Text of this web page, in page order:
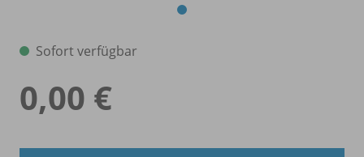
Sofort verfügbar
0,00 €